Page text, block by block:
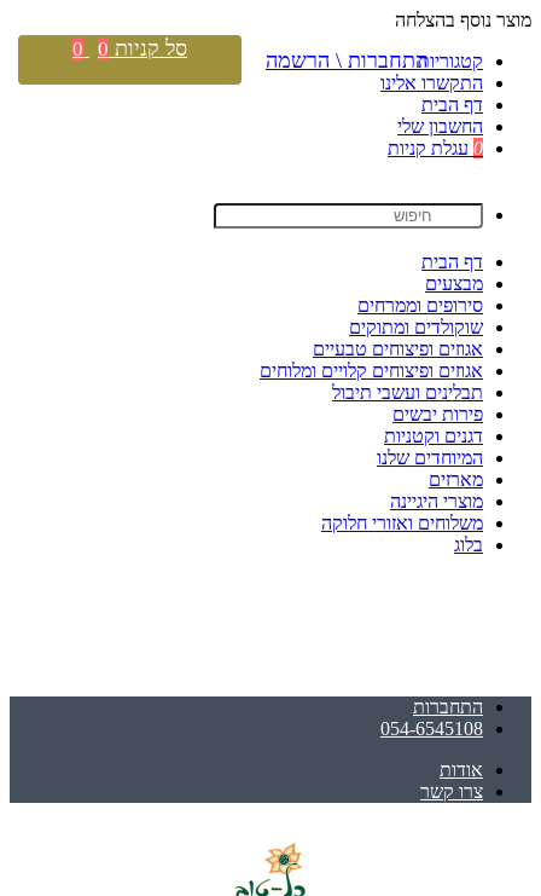
מוצר נוסף בהצלחה
קטגוריות
התקשרו אלינו
דף הבית
החשבון שלי
0 עגלת קניות
דף הבית
מבצעים
סירופים וממרחים
שוקולדים ומתוקים
אגוזים ופיצוחים טבעיים
אגוזים ופיצוחים קלויים ומלוחים
תבלינים ועשבי תיבול
פירות יבשים
דגנים וקטניות
המיוחדים שלנו
מארזים
מוצרי היגיינה
משלוחים ואזורי חלוקה
בלוג
התחברות
054-6545108
אודות
צרו קשר
התחברות \ הרשמה סל קניות 0
0